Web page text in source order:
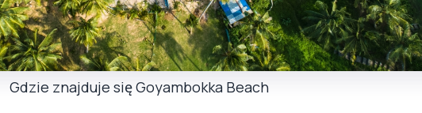
Gdzie znajduje się Goyambokka Beach